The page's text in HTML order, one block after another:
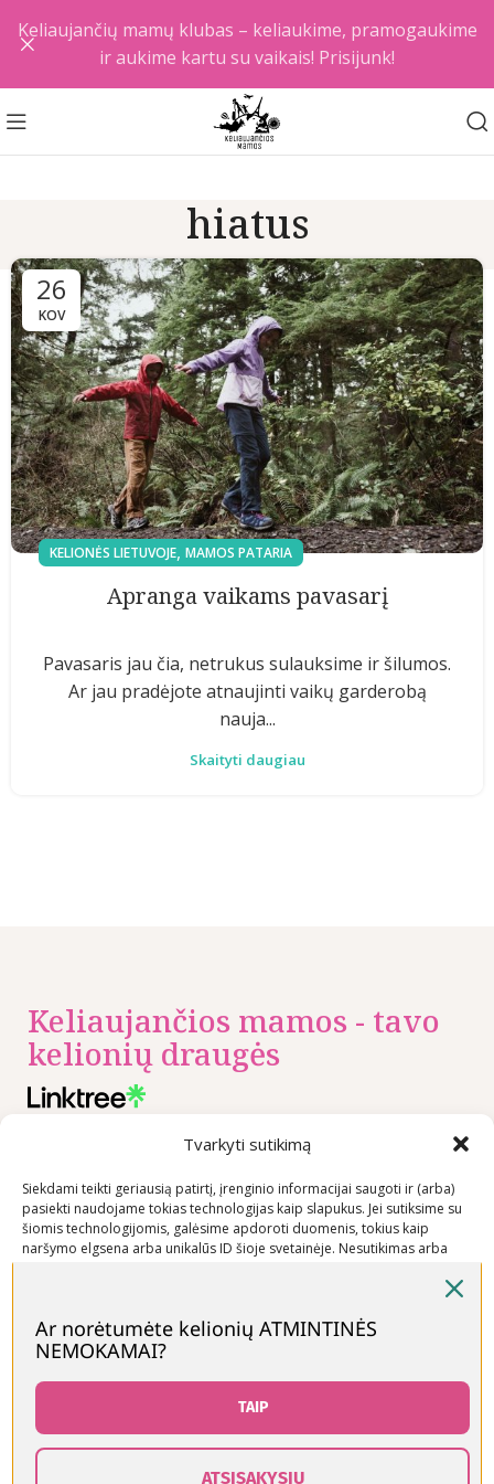
Tvarkyti sutikimą
Siekdami teikti geriausią patirtį, įrenginio informacijai saugoti ir (arba)
pasiekti naudojame tokias technologijas kaip slapukus. Jei sutiksime su
šiomis technologijomis, galėsime apdoroti duomenis, tokius kaip
naršymo elgsena arba unikalūs ID šioje svetainėje. Nesutikimas arba
Neigti
Peržiūrėti nuostatas
hiatus
26
KOV
KELIONĖS LIETUVOJE, MAMOS PATARIA
Apranga vaikams pavasarį
Pavasaris jau čia, netrukus sulauksime ir šilumos.
Ar jau pradėjote atnaujinti vaikų garderobą
nauja...
Skaityti daugiau
Keliaujančios mamos - tavo
kelionių draugės
Privatumo
politika
Prekių
taisyklės
Prekių
pristatymo
Rekomenduojame
+370 600
03600
Keliaujančių mamų klubas – keliaukime, pramogaukime
ir aukime kartu su vaikais! Prisijunk!
Ar norėtumėte kelionių ATMINTINĖS
NEMOKAMAI?
TAIP
ATSISAKYSIU